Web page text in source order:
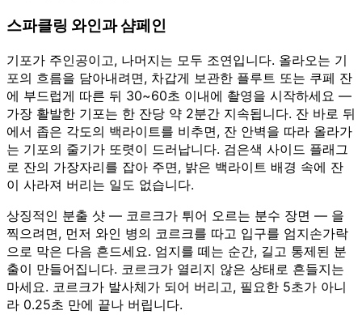
스파클링 와인과 샴페인
기포가 주인공이고, 나머지는 모두 조연입니다. 올라오는 기
포의 흐름을 담아내려면, 차갑게 보관한 플루트 또는 쿠페 잔
에 부드럽게 따른 뒤 30~60초 이내에 촬영을 시작하세요 —
가장 활발한 기포는 한 잔당 약 2분간 지속됩니다. 잔 바로 뒤
에서 좁은 각도의 백라이트를 비추면, 잔 안벽을 따라 올라가
는 기포의 줄기가 또렷이 드러납니다. 검은색 사이드 플래그
로 잔의 가장자리를 잡아 주면, 밝은 백라이트 배경 속에 잔
이 사라져 버리는 일도 없습니다.
상징적인 분출 샷 — 코르크가 튀어 오르는 분수 장면 — 을
찍으려면, 먼저 와인 병의 코르크를 따고 입구를 엄지손가락
으로 막은 다음 흔드세요. 엄지를 떼는 순간, 길고 통제된 분
출이 만들어집니다. 코르크가 열리지 않은 상태로 흔들지는
마세요. 코르크가 발사체가 되어 버리고, 필요한 5초가 아니
라 0.25초 만에 끝나 버립니다.